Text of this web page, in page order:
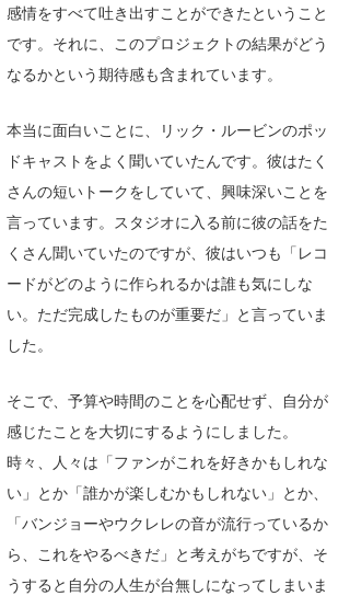
感情をすべて吐き出すことができたということ
です。それに、このプロジェクトの結果がどう
なるかという期待感も含まれています。
本当に面白いことに、リック・ルービンのポッ
ドキャストをよく聞いていたんです。彼はたく
さんの短いトークをしていて、興味深いことを
言っています。スタジオに入る前に彼の話をた
くさん聞いていたのですが、彼はいつも「レコ
ードがどのように作られるかは誰も気にしな
い。ただ完成したものが重要だ」と言っていま
した。
そこで、予算や時間のことを心配せず、自分が
感じたことを大切にするようにしました。
時々、人々は「ファンがこれを好きかもしれな
い」とか「誰かが楽しむかもしれない」とか、
「バンジョーやウクレレの音が流行っているか
ら、これをやるべきだ」と考えがちですが、そ
うすると自分の人生が台無しになってしまいま